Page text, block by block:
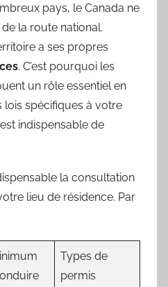
pays, le Canada ne
la route national.
a ses propres
. C’est pourquoi les
un rôle essentiel en
spécifiques à votre
indispensable de
la consultation
lieu de résidence. Par
Types de
permis